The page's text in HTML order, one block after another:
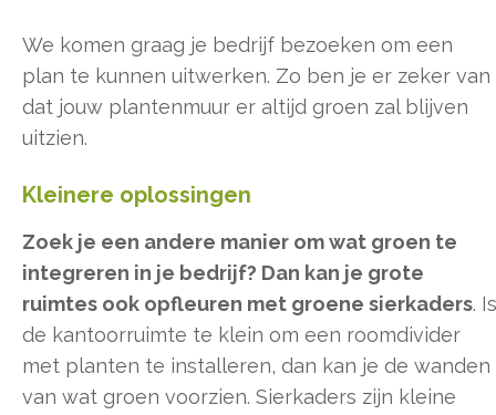
We komen graag je bedrijf bezoeken om een
plan te kunnen uitwerken. Zo ben je er zeker van
dat jouw plantenmuur er altijd groen zal blijven
uitzien.
Kleinere oplossingen
Zoek je een andere manier om wat groen te
integreren in je bedrijf? Dan kan je grote
ruimtes ook opfleuren met groene sierkaders. Is
de kantoorruimte te klein om een roomdivider
met planten te installeren, dan kan je de wanden
van wat groen voorzien. Sierkaders zijn kleine